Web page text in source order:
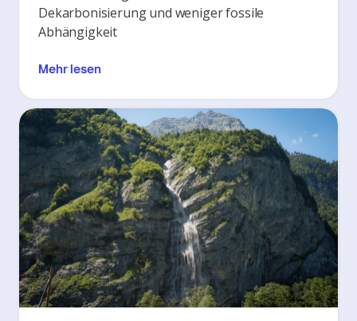
Dekarbonisierung und weniger fossile
Abhängigkeit
Mehr lesen